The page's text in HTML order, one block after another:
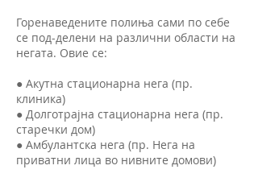
Горенаведените полиња сами по себе
се под-делени на различни области на
негата. Овие се:
● Aкутна стационарна нега (пр.
клиника)
● Долготрајна стационарна нега (пр.
старечки дом)
● Амбулантска нега (пр. Нега на
приватни лица во нивните домови)